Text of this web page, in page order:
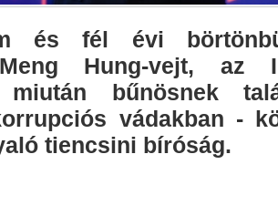
és fél évi
Hung-vejt, az
miután bűnösnek
vádakban -
tiencsini bíróság.